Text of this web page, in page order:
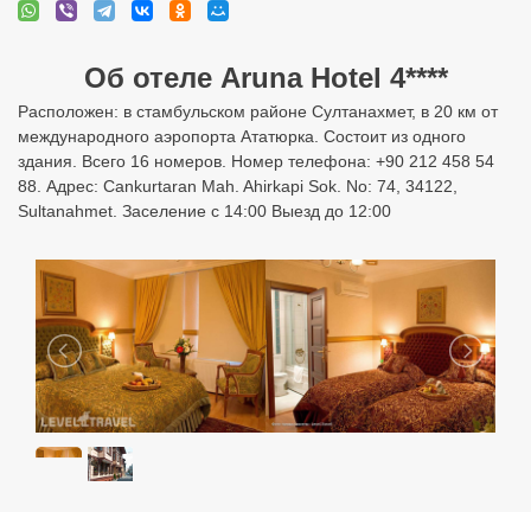
Об отеле Aruna Hotel 4****
Расположен: в стамбульском районе Султанахмет, в 20 км от
международного аэропорта Ататюрка. Состоит из одного
здания. Всего 16 номеров. Номер телефона: +90 212 458 54
88. Адрес: Cankurtaran Mah. Ahirkapi Sok. No: 74, 34122,
Sultanahmet. Заселение с 14:00 Выезд до 12:00